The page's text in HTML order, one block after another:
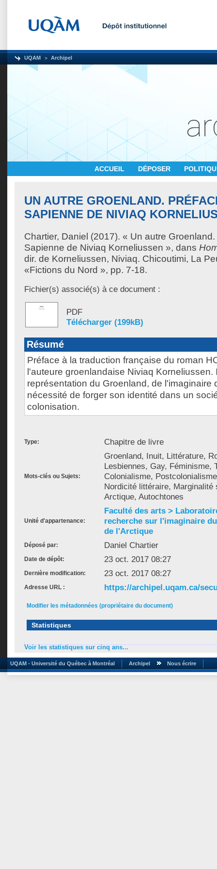
UQAM Archipel
ACCUEIL DÉPOSER
UN AUTRE GROENLAND.
SAPIENNE DE NIVIAQ
Chartier, Daniel (2017). « Un autre
Sapienne de Niviaq Korneliussen », dans
dir. de Korneliussen, Niviaq. Chicoutimi, La
«Fictions du Nord », pp. 7-18.
Fichier(s) associé(s) à ce document :
PDF
Télécharger (199kB)
Résumé
Préface à la traduction française du roman
l'auteure groenlandaise Niviaq Korneliussen.
représentation du Groenland, de l'imaginaire
nécessité de forger son identité dans un
colonisation.
Type: Chapitre de livre
Mots-clés ou Sujets:
Groenland, Inuit, Littérature,
Lesbiennes, Gay, Féminisme,
Colonialisme,
Nordicité littéraire, Marginalité
Arctique, Autochtones
Unité d'appartenance:
Faculté des arts >
recherche sur l'imaginaire
de l'Arctique
Déposé par: Daniel Chartier
Date de dépôt: 23 oct. 2017 08:27
Dernière modification: 23 oct. 2017 08:27
Adresse URL : https://archipel.uqam.ca/
Modifier les métadonnées (propriétaire du document)
Statistiques
Voir les statistiques sur cinq ans...
UQAM - Université du Québec à Montréal Archipel Nous écrire